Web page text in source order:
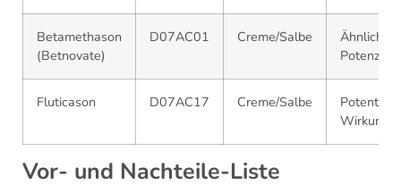
Betamethason
(Betnovate)
D07AC01 Creme/Salbe
Ähnliche
Potenz
Fluticason D07AC17 Creme/Salbe
Potente
Wirkung
Vor- und Nachteile-Liste